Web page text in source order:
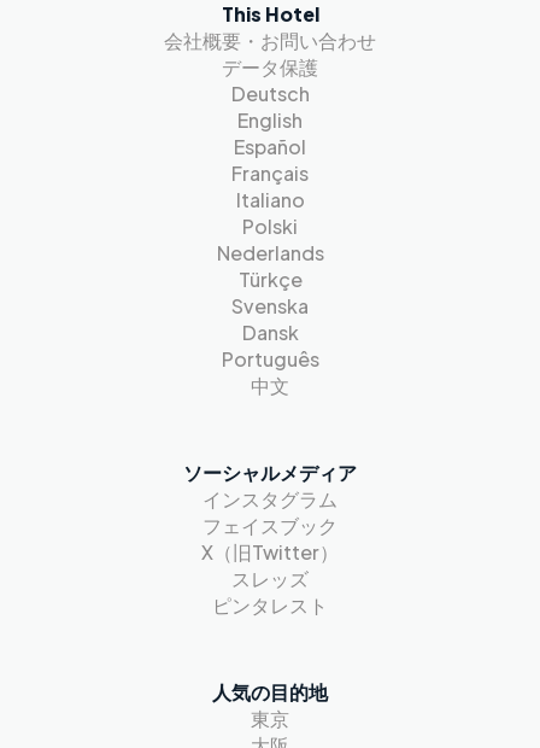
This Hotel
会社概要・お問い合わせ
データ保護
Deutsch
English
Español
Français
Italiano
Polski
Nederlands
Türkçe
Svenska
Dansk
Português
中文
ソーシャルメディア
インスタグラム
フェイスブック
X（旧Twitter）
スレッズ
ピンタレスト
人気の目的地
東京